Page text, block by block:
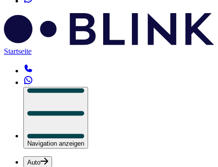
Startseite
Navigation anzeigen
Auto